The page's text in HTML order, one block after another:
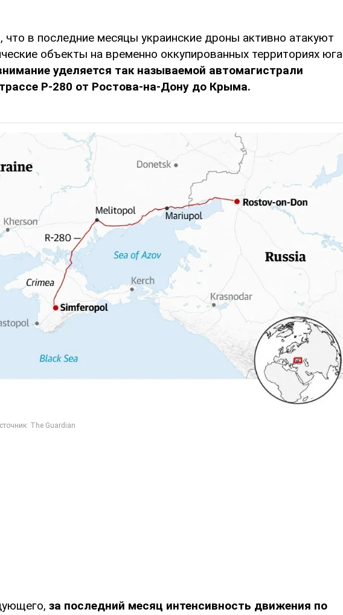
что в последние месяцы украинские дроны активно атакуют
объекты на временно оккупированных территориях юга
уделяется так называемой автомагистрали
Р-280 от Ростова-на-Дону до Крыма.
за последний месяц интенсивность движения по